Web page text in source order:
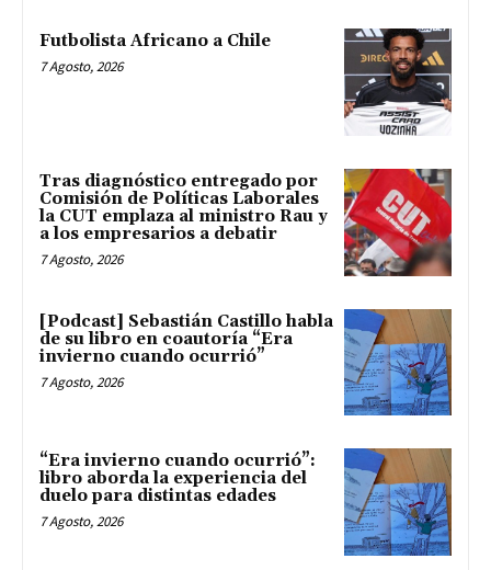
Futbolista Africano a Chile
7 Agosto, 2026
Tras diagnóstico entregado por
Comisión de Políticas Laborales
la CUT emplaza al ministro Rau y
a los empresarios a debatir
7 Agosto, 2026
[Podcast] Sebastián Castillo habla
de su libro en coautoría “Era
invierno cuando ocurrió”
7 Agosto, 2026
“Era invierno cuando ocurrió”:
libro aborda la experiencia del
duelo para distintas edades
7 Agosto, 2026